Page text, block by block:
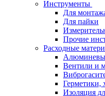
Инструменты
Для
Для пайки
Прочие
Расходные
Вентили и
Герметики,
Изоляция